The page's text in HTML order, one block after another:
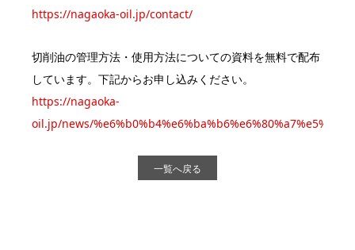
https://nagaoka-oil.jp/contact/
切削油の管理方法・使用方法についての資料を無料で配布
しています。下記からお申し込みください。
https://nagaoka-
oil.jp/news/
一覧へ戻る